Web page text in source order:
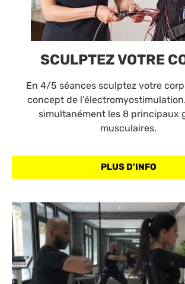
SCULPTEZ VOTRE
En 4/5 séances sculptez votre
concept de
simultanément les 8 principaux
musculaires.
PLUS D'INFO